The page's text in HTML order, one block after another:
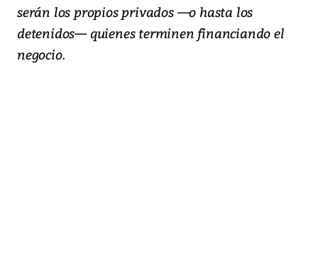
serán los propios privados —o hasta los
detenidos— quienes terminen financiando el
negocio.